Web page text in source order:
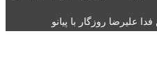
علیرضا روزگار با پیانو